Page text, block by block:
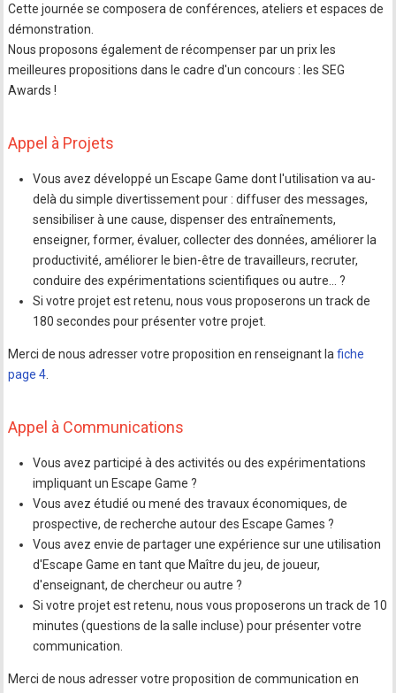
Cette journée se composera de conférences, ateliers et espaces de
démonstration.
Nous proposons également de récompenser par un prix les
meilleures propositions dans le cadre d'un concours : les SEG
Awards !
Appel à Projets
Vous avez développé un Escape Game dont l'utilisation va au-
delà du simple divertissement pour : diffuser des messages,
sensibiliser à une cause, dispenser des entraînements,
enseigner, former, évaluer, collecter des données, améliorer la
productivité, améliorer le bien-être de travailleurs, recruter,
conduire des expérimentations scientifiques ou autre... ?
Si votre projet est retenu, nous vous proposerons un track de
180 secondes pour présenter votre projet.
Merci de nous adresser votre proposition en renseignant lafiche
page 4
Appel à Communications
Vous avez participé à des activités ou des expérimentations
impliquant un Escape Game ?
Vous avez étudié ou mené des travaux économiques, de
prospective, de recherche autour des Escape Games ?
Vous avez envie de partager une expérience sur une utilisation
d'Escape Game en tant que Maître du jeu, de joueur,
d'enseignant, de chercheur ou autre ?
Si votre projet est retenu, nous vous proposerons un track de 10
minutes (questions de la salle incluse) pour présenter votre
communication.
Merci de nous adresser votre proposition de communication en